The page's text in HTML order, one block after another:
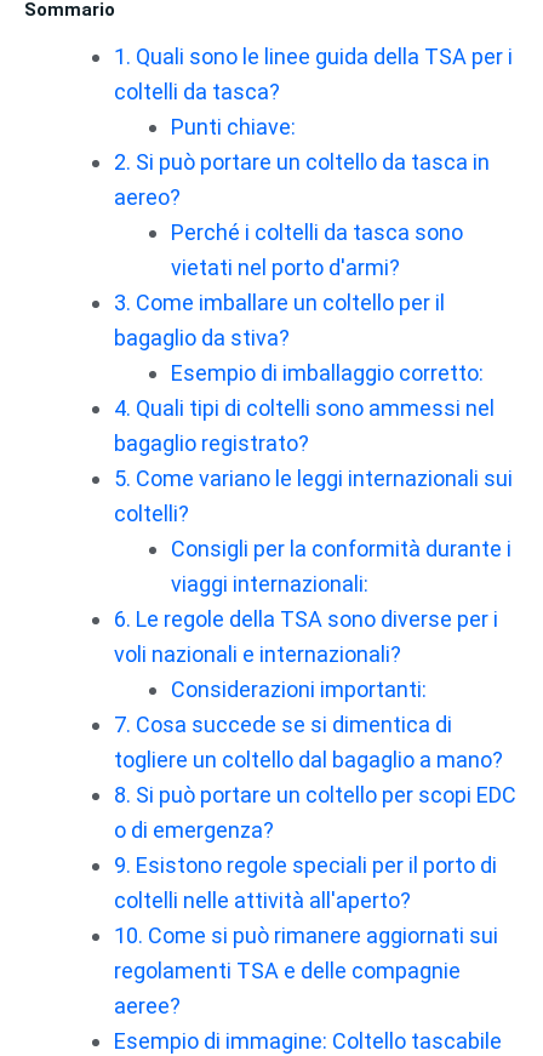
Sommario
1. Quali sono le linee guida della TSA per i
coltelli da tasca?
Punti chiave:
2. Si può portare un coltello da tasca in
aereo?
Perché i coltelli da tasca sono
vietati nel porto d'armi?
3. Come imballare un coltello per il
bagaglio da stiva?
Esempio di imballaggio corretto:
4. Quali tipi di coltelli sono ammessi nel
bagaglio registrato?
5. Come variano le leggi internazionali sui
coltelli?
Consigli per la conformità durante i
viaggi internazionali:
6. Le regole della TSA sono diverse per i
voli nazionali e internazionali?
Considerazioni importanti:
7. Cosa succede se si dimentica di
togliere un coltello dal bagaglio a mano?
8. Si può portare un coltello per scopi EDC
o di emergenza?
9. Esistono regole speciali per il porto di
coltelli nelle attività all'aperto?
10. Come si può rimanere aggiornati sui
regolamenti TSA e delle compagnie
aeree?
Esempio di immagine: Coltello tascabile